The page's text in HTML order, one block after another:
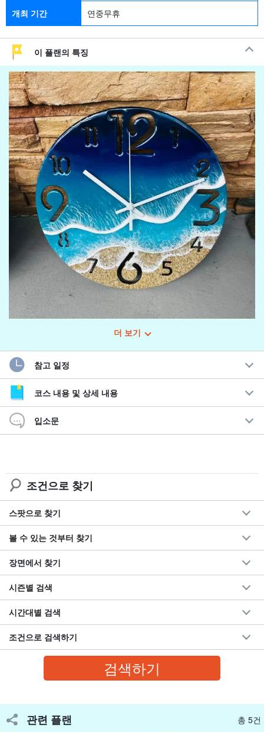
개최 기간 연중무휴
이 플랜의 특징
이 상품은 주문 제작 상품입니다】오더 제작입니다.
이시가키섬에서 바다를 전해드립니다! 이시가키섬에서 바
다를 배달합니다!
1개: 19,000엔
벽시계(숫자 포함, 지름 30cm)
물론 집의 거실이나 아이 방, 현관에 장식하는 것도 매우 멋지다!
파도 모양 등은 똑같이 만들 수 없습니다. 하나하나 시간을 들여서
만들고 있습니다.
세계에서 단 하나뿐인 레진 아트 시계입니다!
더 보기
참고 일정
코스 내용 및 상세 내용
입소문
조건으로 찾기
스팟으로 찾기
볼 수 있는 것부터 찾기
장면에서 찾기
시즌별 검색
시간대별 검색
조건으로 검색하기
관련 플랜 총 5건